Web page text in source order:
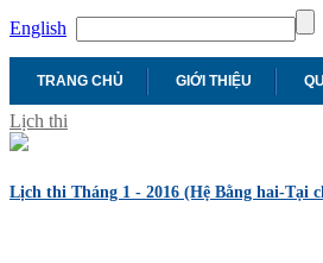
English
TRANG CHỦ GIỚI THIỆU
Lịch thi
Lịch thi Tháng 1 - 2016 (Hệ Bằng hai-Tại